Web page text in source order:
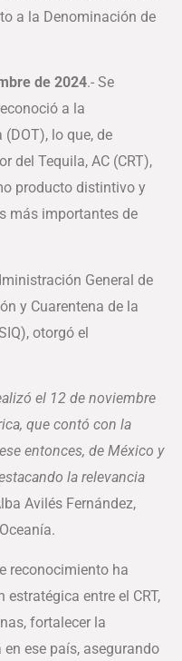
a la Denominación de
de 2024.- Se
a la
lo que, de
del Tequila, AC (CRT),
producto distintivo y
más importantes de
General de
y Cuarentena de la
otorgó el
el 12 de noviembre
que contó con la
entonces, de México y
la relevancia
Avilés Fernández,
reconocimiento ha
entre el CRT,
fortalecer la
ese país, asegurando